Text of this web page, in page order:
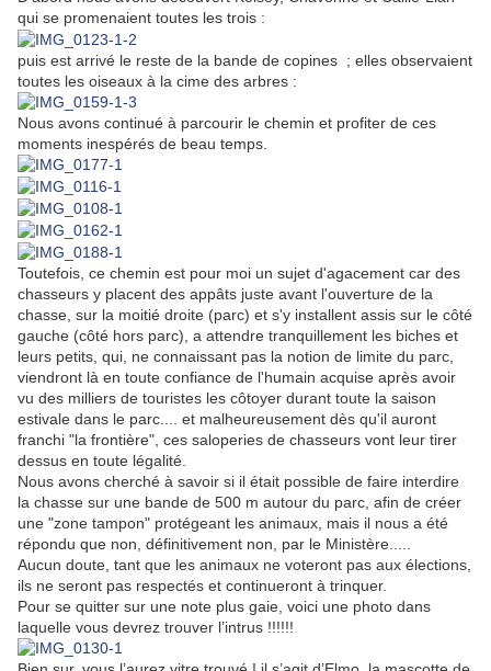
qui se promenaient toutes les trois :
puis est arrivé le reste de la bande de copines ; elles observaient
toutes les oiseaux à la cime des arbres :
Nous avons continué à parcourir le chemin et profiter de ces
moments inespérés de beau temps.
Toutefois, ce chemin est pour moi un sujet d'agacement car des
chasseurs y placent des appâts juste avant l'ouverture de la
chasse, sur la moitié droite (parc) et s'y installent assis sur le côté
gauche (côté hors parc), a attendre tranquillement les biches et
leurs petits, qui, ne connaissant pas la notion de limite du parc,
viendront là en toute confiance de l'humain acquise après avoir
vu des milliers de touristes les côtoyer durant toute la saison
estivale dans le parc.... et malheureusement dès qu'il auront
franchi "la frontière", ces saloperies de chasseurs vont leur tirer
dessus en toute légalité.
Nous avons cherché à savoir si il était possible de faire interdire
la chasse sur une bande de 500 m autour du parc, afin de créer
une "zone tampon" protégeant les animaux, mais il nous a été
répondu que non, définitivement non, par le Ministère.....
Aucun doute, tant que les animaux ne voteront pas aux élections,
ils ne seront pas respectés et continueront à trinquer.
Pour se quitter sur une note plus gaie, voici une photo dans
laquelle vous devrez trouver l’intrus !!!!!!